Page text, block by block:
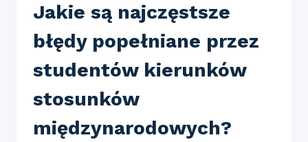
Jakie są najczęstsze
błędy popełniane przez
studentów kierunków
stosunków
międzynarodowych?